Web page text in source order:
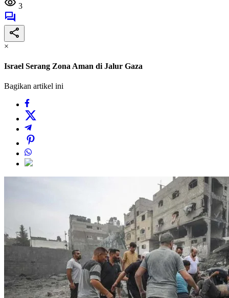
3
×
Israel Serang Zona Aman di Jalur Gaza
Bagikan artikel ini